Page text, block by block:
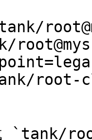
root-
载 `tank/